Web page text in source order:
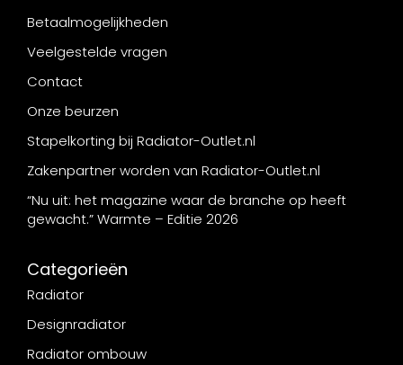
Betaalmogelijkheden
Veelgestelde vragen
Contact
Onze beurzen
Stapelkorting bij Radiator-Outlet.nl
Zakenpartner worden van Radiator-Outlet.nl
“Nu uit: het magazine waar de branche op heeft
gewacht.” Warmte – Editie 2026
Categorieën
Radiator
Designradiator
Radiator ombouw